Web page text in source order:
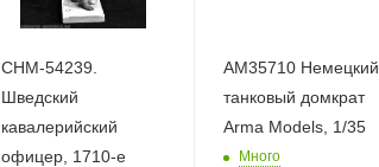
CHM-54239.
Шведский
кавалерийский
офицер, 1710-е
AM35710 Немецкий
танковый домкрат
Arma Models, 1/35
Много